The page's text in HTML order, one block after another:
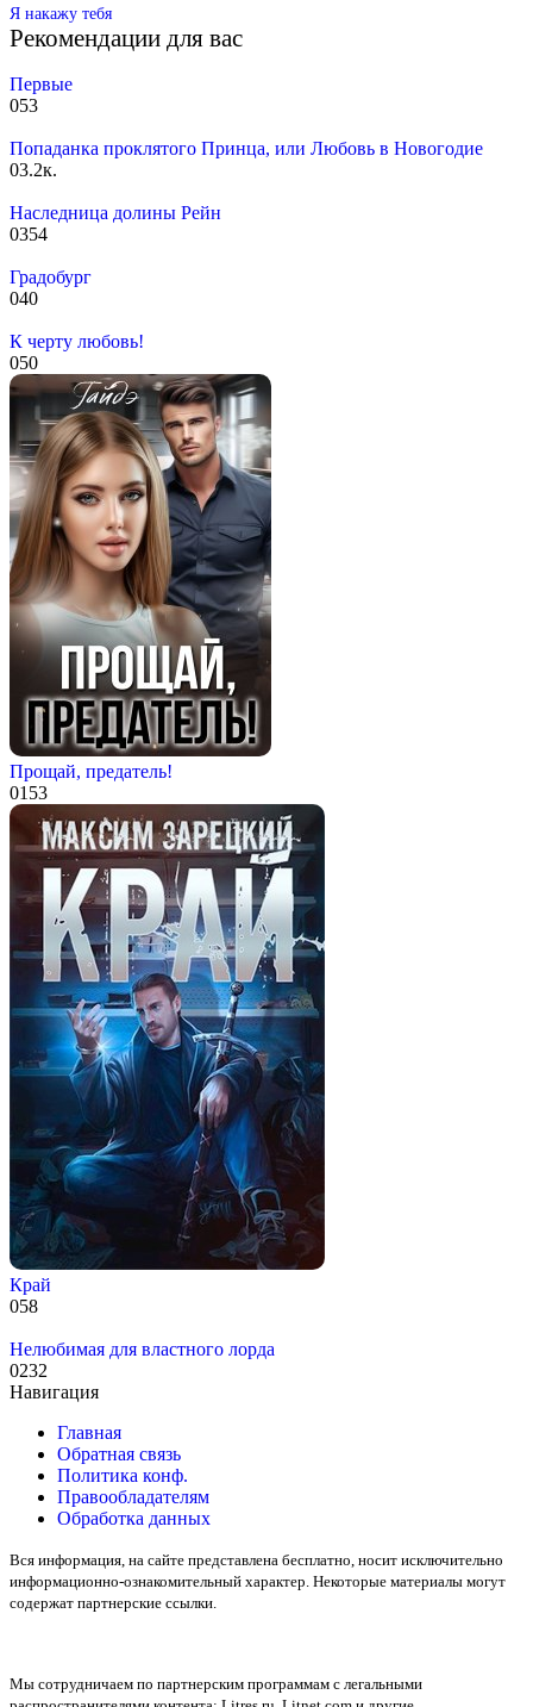
Я накажу тебя
Рекомендации для вас
Первые
053
Попаданка проклятого Принца, или Любовь в Новогодие
03.2к.
Наследница долины Рейн
0354
Градобург
040
К черту любовь!
050
Прощай, предатель!
0153
Край
058
Нелюбимая для властного лорда
0232
Навигация
Главная
Обратная связь
Политика конф.
Правообладателям
Обработка данных
Вся информация, на сайте представлена бесплатно, носит исключительно
информационно-ознакомительный характер. Некоторые материалы могут
содержат партнерские ссылки.
Мы сотрудничаем по партнерским программам с легальными